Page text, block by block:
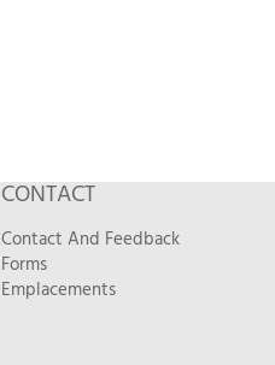
CONTACT
Contact And Feedback
Forms
Emplacements